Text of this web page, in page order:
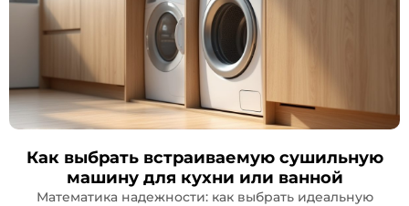
Как выбрать встраиваемую сушильную
машину для кухни или ванной
Математика надежности: как выбрать идеальную